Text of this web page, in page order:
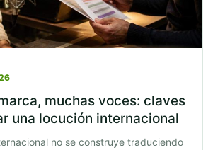
muchas voces: claves
una locución internacional
no se construye traduciendo